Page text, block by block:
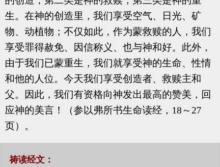
生。在神的创造里，我们享受空气、日光、矿
物、动植物；不仅如此，作为蒙救赎的人，我们
享受罪得赦免、因信称义、也与神和好。此外，
由于我们已蒙重生，我们就享受神的生命、性情
和他的人位。今天我们享受创造者、救赎主和
父。因此，我们有资格向神发出最高的赞美，回
应神的美言！（参以弗所书生命读经，18～27
页）。
祷读经文：